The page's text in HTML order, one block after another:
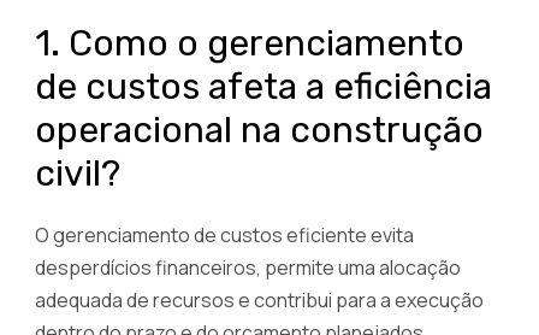
1. Como o gerenciamento
de custos afeta a eficiência
operacional na construção
civil?
O gerenciamento de custos eficiente evita
desperdícios financeiros, permite uma alocação
adequada de recursos e contribui para a execução